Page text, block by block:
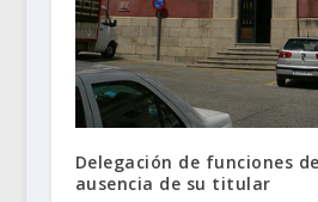
Delegación de funciones
ausencia de su titular